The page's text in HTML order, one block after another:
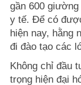
gần 600
y tế. Để có
hiện nay, hằng
đi đào tạo các
Không chỉ đầu
trọng hiện đại